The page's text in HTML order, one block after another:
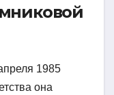
1985
она